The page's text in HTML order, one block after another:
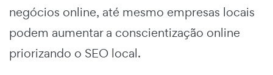
negócios online, até mesmo empresas locais
podem aumentar a conscientização online
priorizando o SEO local.